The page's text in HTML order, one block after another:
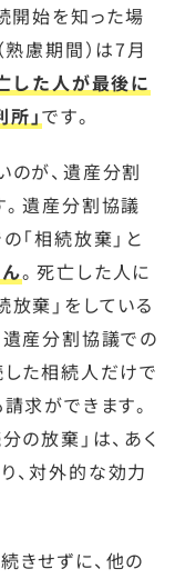
開始を知った場
慮期間）は7月
した人が最後に
」です。
のが、遺産分割
。遺産分割協議
「相続放棄」と
。死亡した人に
棄」をしている
遺産分割協議での
した相続人だけで
求ができます。
の放棄」は、あく
、対外的な効力
きせずに、他の